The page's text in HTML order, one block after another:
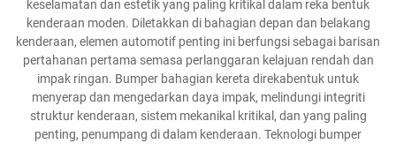
keselamatan dan estetik yang paling kritikal dalam reka bentuk
kenderaan moden. Diletakkan di bahagian depan dan belakang
kenderaan, elemen automotif penting ini berfungsi sebagai barisan
pertahanan pertama semasa perlanggaran kelajuan rendah dan
impak ringan. Bumper bahagian kereta direkabentuk untuk
menyerap dan mengedarkan daya impak, melindungi integriti
struktur kenderaan, sistem mekanikal kritikal, dan yang paling
penting, penumpang di dalam kenderaan. Teknologi bumper